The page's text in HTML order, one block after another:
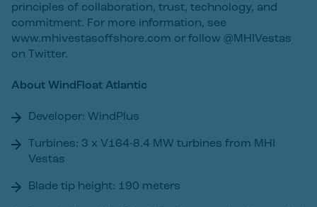
principles of collaboration, trust, technology, and
commitment. For more information, see
www.mhivestasoffshore.com or follow @MHIVestas
on Twitter.
About WindFloat Atlantic
Developer: WindPlus
Turbines: 3 x V164-8.4 MW turbines from MHI
Vestas
Blade tip height: 190 meters